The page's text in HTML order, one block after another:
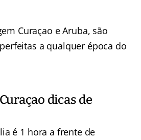
Curaçao e Aruba, são
a qualquer época do
dicas de
é 1 hora a frente de